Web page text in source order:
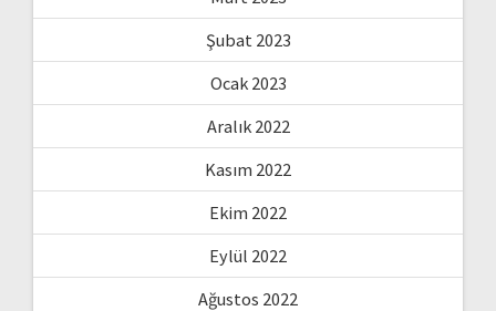
Şubat 2023
Ocak 2023
Aralık 2022
Kasım 2022
Ekim 2022
Eylül 2022
Ağustos 2022